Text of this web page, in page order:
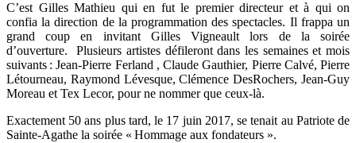
C’est Gilles Mathieu qui en fut le premier directeur et à qui on
confia la direction de la programmation des spectacles. Il frappa un
grand coup en invitant Gilles Vigneault lors de la soirée
d’ouverture. Plusieurs artistes défileront dans les semaines et mois
suivants : Jean-Pierre Ferland , Claude Gauthier, Pierre Calvé, Pierre
Létourneau, Raymond Lévesque, Clémence DesRochers, Jean-Guy
Moreau et Tex Lecor, pour ne nommer que ceux-là.
Exactement 50 ans plus tard, le 17 juin 2017, se tenait au Patriote de
Sainte-Agathe la soirée « Hommage aux fondateurs ».